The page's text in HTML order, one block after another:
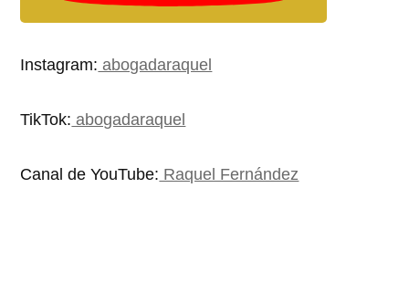
Instagram: abogadaraquel
TikTok: abogadaraquel
Canal de YouTube: Raquel Fernández